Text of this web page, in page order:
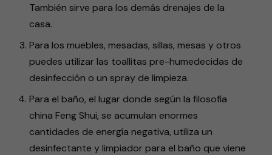
También sirve para los demás drenajes de la
casa.
Para los muebles, mesadas, sillas, mesas y otros
puedes utilizar las toallitas pre-humedecidas de
desinfección o un spray de limpieza.
Para el baño, el lugar donde según la filosofía
china Feng Shui, se acumulan enormes
cantidades de energía negativa, utiliza un
desinfectante y limpiador para el baño que viene